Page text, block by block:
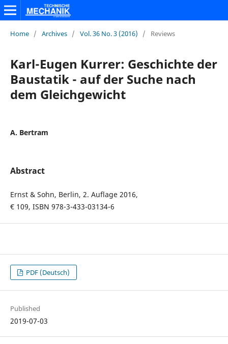
Home / Archives / Vol. 36 No. 3 (2016) / Reviews
Karl-Eugen Kurrer: Geschichte der
Baustatik - auf der Suche nach
dem Gleichgewicht
A. Bertram
Abstract
Ernst & Sohn, Berlin, 2. Auflage 2016,
€ 109, ISBN 978-3-433-03134-6
PDF (Deutsch)
Published
2019-07-03